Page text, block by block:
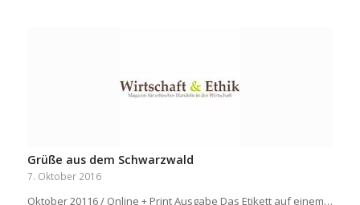
Grüße aus dem Schwarzwald
7. Oktober 2016
Oktober 20116 / Online + Print Ausgabe Das Etikett auf einem…